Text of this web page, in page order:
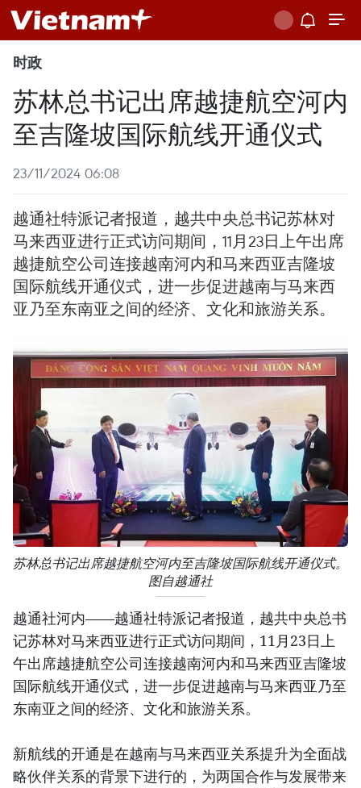
时政
苏林总书记出席越捷航空河内
至吉隆坡国际航线开通仪式
23/11/2024 06:08
越通社特派记者报道，越共中央总书记苏林对
马来西亚进行正式访问期间，11月23日上午出席
越捷航空公司连接越南河内和马来西亚吉隆坡
国际航线开通仪式，进一步促进越南与马来西
亚乃至东南亚之间的经济、文化和旅游关系。
苏林总书记出席越捷航空河内至吉隆坡国际航线开通仪式。
图自越通社
越通社河内——越通社特派记者报道，越共中央总书
记苏林对马来西亚进行正式访问期间，11月23日上
午出席越捷航空公司连接越南河内和马来西亚吉隆坡
国际航线开通仪式，进一步促进越南与马来西亚乃至
东南亚之间的经济、文化和旅游关系。
新航线的开通是在越南与马来西亚关系提升为全面战
略伙伴关系的背景下进行的，为两国合作与发展带来